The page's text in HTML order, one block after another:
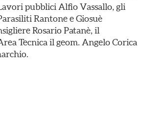
pubblici Alfio Vassallo, gli
Rantone e Giosuè
Rosario Patanè, il
Tecnica il geom. Angelo Corica